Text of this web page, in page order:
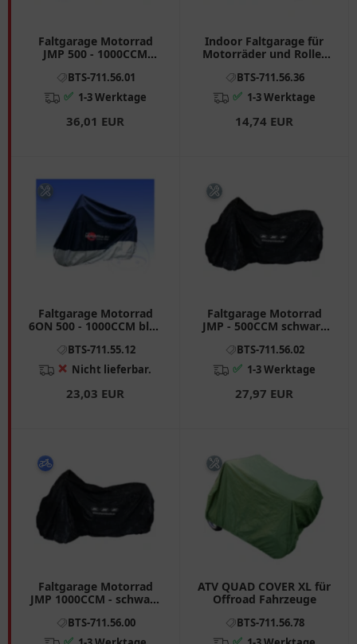
Faltgarage Motorrad
JMP 500 - 1000CCM
Honda CB, CBR, VT
BTS-711.56.01
✅ 1-3 Werktage
36,01 EUR
Indoor Faltgarage für
Motorräder und Roller
BTS-711.56.36
✅ 1-3 Werktage
14,74 EUR
Faltgarage Motorrad
6ON 500 - 1000CCM blau
Honda CB, CBR, VT
BTS-711.55.12
❌ Nicht lieferbar.
23,03 EUR
Faltgarage Motorrad
JMP - 500CCM schwarz
CRF, CBR
BTS-711.56.02
✅ 1-3 Werktage
27,97 EUR
Faltgarage Motorrad
JMP 1000CCM - schwarz
Moto Guzzi California,
Sport, V11
BTS-711.56.00
ATV QUAD COVER XL für
Offroad Fahrzeuge
BTS-711.56.78